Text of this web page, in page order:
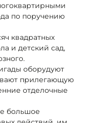
по поручению
квадратных
и детский сад,
оборудуют
прилегающую
отделочные
большое